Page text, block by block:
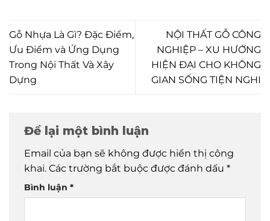
Gỗ Nhựa Là Gì? Đặc Điểm,
Ưu Điểm và Ứng Dụng
Trong Nội Thất Và Xây
Dựng
NỘI THẤT GỖ CÔNG
NGHIỆP – XU HƯỚNG
HIỆN ĐẠI CHO KHÔNG
GIAN SỐNG TIỆN NGHI
Để lại một bình luận
Email của bạn sẽ không được hiển thị công
khai. Các trường bắt buộc được đánh dấu *
Bình luận *